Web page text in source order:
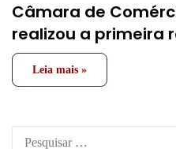
Câmara de
realizou a primeira
Leia mais »